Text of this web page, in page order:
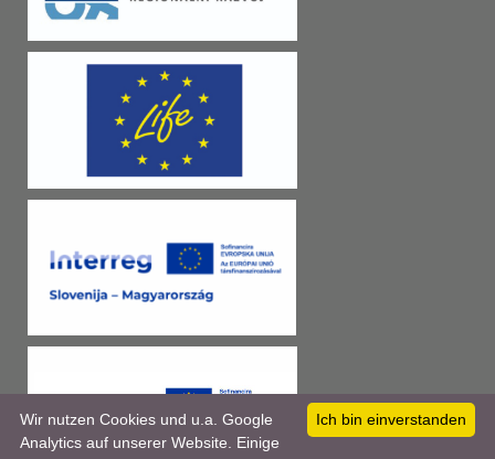
Ich bin einverstanden
Wir nutzen Cookies und u.a. Google
Analytics auf unserer Website. Einige